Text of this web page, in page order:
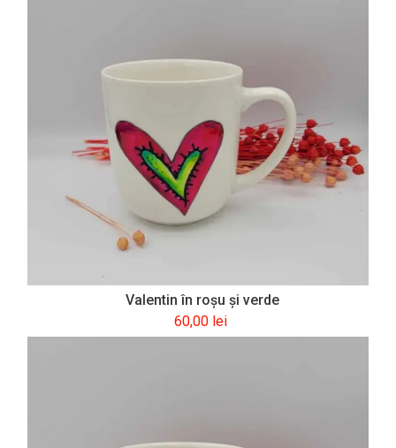
Valentin în roşu şi verde
60,00 lei